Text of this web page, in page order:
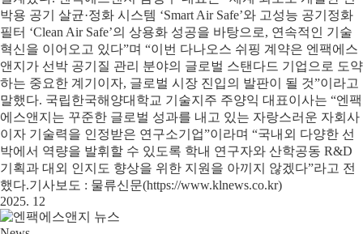
박용 공기 살균·정화 시스템 ‘Smart Air Safe’와 고성능 공기정화
필터 ‘Clean Air Safe’의 상용화 성공을 바탕으로, 연속적인 기술
혁신을 이어오고 있다”며 “이번 다나오스 쉬핑 계약은 엔팩에스
앤지가 선박 공기질 관리 분야의 글로벌 스탠다드 기업으로 도약
하는 중요한 계기이자, 글로벌 시장 진입의 발판이 될 것”이라고
말했다. 국립한국해양대학교 기술지주 주양익 대표이사는 “엔팩
에스앤지는 꾸준한 글로벌 성과를 내고 있는 자랑스러운 자회사
이자 기술력을 인정받은 연구소기업”이라며 “국내외 다양한 선
박에서 역량을 발휘할 수 있도록 학내 연구자와 산학공동 R&D
기획과 대외 인지도 향상을 위한 지원을 아끼지 않겠다”라고 전
했다.기사보도 : 물류신문(https://www.klnews.co.kr)
2025. 12